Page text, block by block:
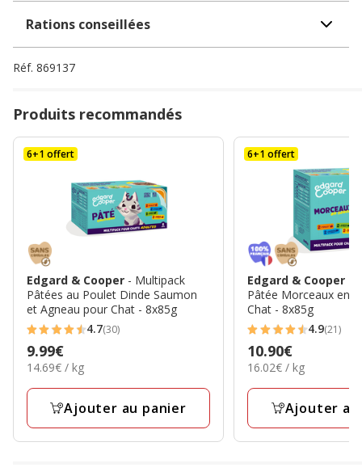
Rations conseillées
Réf. 869137
Produits recommandés
6+1 offert
Edgard & Cooper - Multipack
Pâtées au Poulet Dinde Saumon
et Agneau pour Chat - 8x85g
4.7
étoiles
avec
30
4.7(30)
Prix
9.99€
9.99€
14.69€
Kg
14.69€ / kg
Ajouter au panier
6+1 offert
Edgard & Cooper
Pâtée Morceaux en
Chat - 8x85g
4.9
étoiles
avec
21
4.9(21)
Prix
10.90€
10.90€
16.02€
Kg
16.02€ / kg
Ajouter